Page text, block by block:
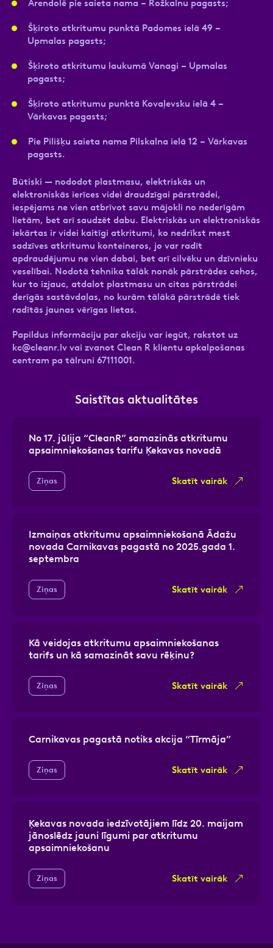
Arendolē pie saieta nama – Rožkalnu pagasts;
Šķiroto atkritumu punktā Padomes ielā 49 –
Upmalas pagasts;
Šķiroto atkritumu laukumā Vanagi – Upmalas
pagasts;
Šķiroto atkritumu punktā Kovaļevsku ielā 4 –
Vārkavas pagasts;
Pie Pilišķu saieta nama Pilskalna ielā 12 – Vārkavas
pagasts.
Būtiski — nododot plastmasu, elektriskās un
elektroniskās ierīces videi draudzīgai pārstrādei,
iespējams ne vien atbrīvot savu mājokli no nederīgām
lietām, bet arī saudzēt dabu. Elektriskās un elektroniskās
iekārtas ir videi kaitīgi atkritumi, ko nedrīkst mest
sadzīves atkritumu konteineros, jo var radīt
apdraudējumu ne vien dabai, bet arī cilvēku un dzīvnieku
veselībai. Nodotā tehnika tālāk nonāk pārstrādes cehos,
kur to izjauc, atdalot plastmasu un citas pārstrādei
derīgās sastāvdaļas, no kurām tālākā pārstrādē tiek
radītās jaunas vērīgas lietas.
Papildus informāciju par akciju var iegūt, rakstot uz
kc@cleanr.lv vai zvanot Clean R klientu apkalpošanas
centram pa tālruni 67111001.
Saistītas aktualitātes
No 17. jūlija “CleanR” samazinās atkritumu
apsaimniekošanas tarifu Ķekavas novadā
Ziņas Skatīt vairāk
Izmaiņas atkritumu apsaimniekošanā Ādažu
novada Carnikavas pagastā no 2025.gada 1.
septembra
Ziņas Skatīt vairāk
Kā veidojas atkritumu apsaimniekošanas
tarifs un kā samazināt savu rēķinu?
Ziņas Skatīt vairāk
Carnikavas pagastā notiks akcija “Tīrmāja”
Ziņas Skatīt vairāk
Ķekavas novada iedzīvotājiem līdz 20. maijam
jānoslēdz jauni līgumi par atkritumu
apsaimniekošanu
Ziņas Skatīt vairāk